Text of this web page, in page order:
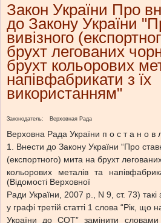
Закон України Про
до Закону України
вивізного
брухт легованих
брухт кольорових
напівфабрикати з їх
використанням"
Законодатель: Верховная Рада
Верховна Рада України п о с т а н о в
1. Внести до Закону України “Про
(експортного) мита на брухт
кольорових металів та
(Відомості Верховної
Ради України, 2007 р., N 9, ст. 73) такі
у графі третій статті 1 слова “Рік, що
України до СОТ” замінити словами